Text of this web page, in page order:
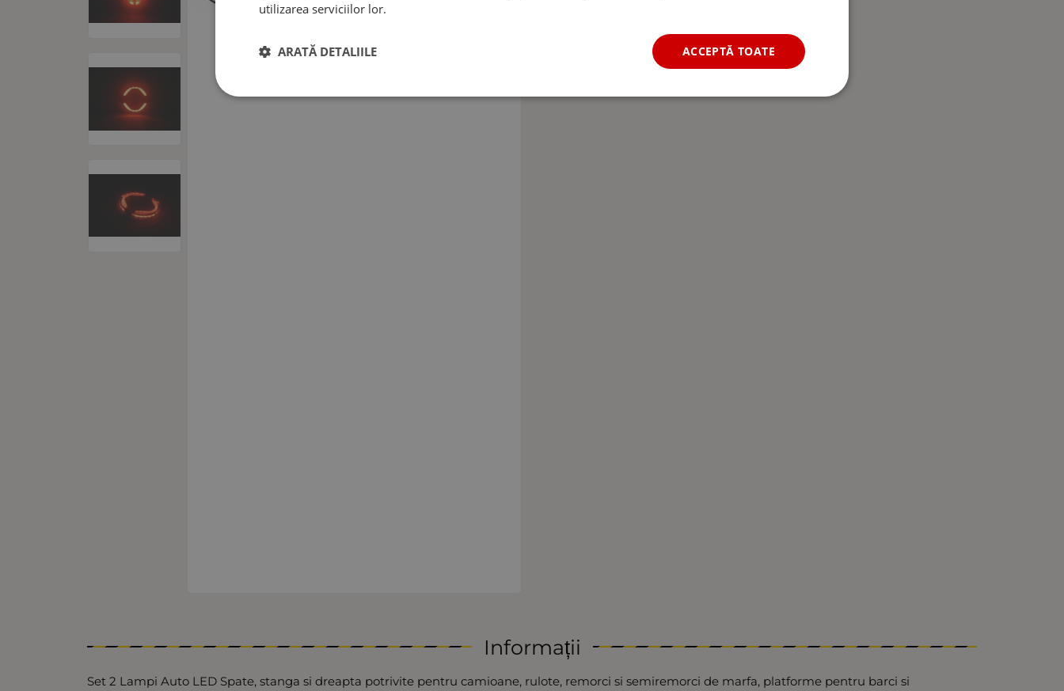
Informații
Set 2 Lampi Auto LED Spate, stanga si dreapta potrivite pentru camioane, rulote, remorci si semiremorci de marfa, platforme pentru barci si
utilizarea serviciilor lor.
ACCEPTĂ TOATE
ARATĂ DETALIILE